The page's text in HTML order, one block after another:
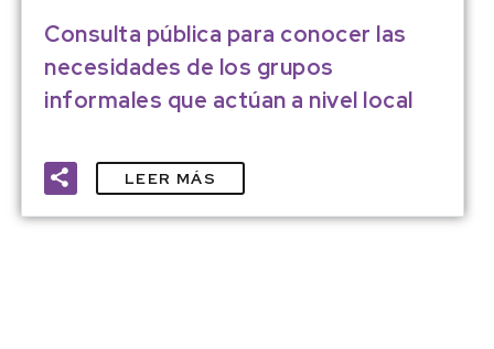
Consulta pública para conocer las
necesidades de los grupos
informales que actúan a nivel local
LEER MÁS